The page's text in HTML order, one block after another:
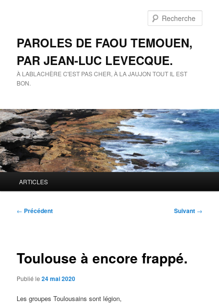
PAROLES DE FAOU TEMOUEN,
PAR JEAN-LUC LEVECQUE.
À LABLACHÈRE C'EST PAS CHER, À LA JAUJON TOUT IL EST
BON.
principal
ARTICLES
Navigation
← Précédent Suivant →
Toulouse à encore frappé.
Publié le24 mai 2020
Les groupes Toulousains sont légion,